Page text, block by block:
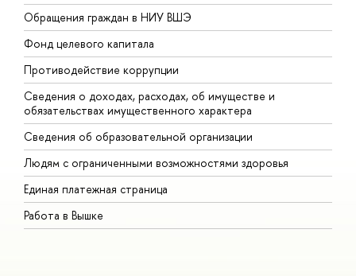
Обращения граждан в НИУ ВШЭ
Фонд целевого капитала
Противодействие коррупции
Сведения о доходах, расходах, об имуществе и
обязательствах имущественного характера
Сведения об образовательной организации
Людям с ограниченными возможностями здоровья
Единая платежная страница
Работа в Вышке